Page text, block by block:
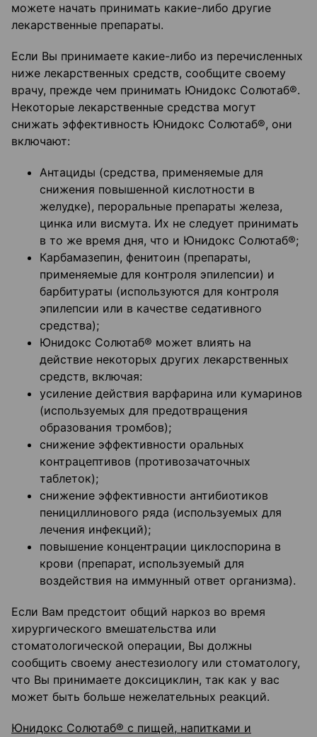
можете начать принимать какие-либо другие
лекарственные препараты.
Если Вы принимаете какие-либо из перечисленных
ниже лекарственных средств, сообщите своему
врачу, прежде чем принимать Юнидокс Солютаб®.
Некоторые лекарственные средства могут
снижать эффективность Юнидокс Солютаб®, они
включают:
Антациды (средства, применяемые для
снижения повышенной кислотности в
желудке), пероральные препараты железа,
цинка или висмута. Их не следует принимать
в то же время дня, что и Юнидокс Солютаб®;
Карбамазепин, фенитоин (препараты,
применяемые для контроля эпилепсии) и
барбитураты (используются для контроля
эпилепсии или в качестве седативного
средства);
Юнидокс Солютаб® может влиять на
действие некоторых других лекарственных
средств, включая:
усиление действия варфарина или кумаринов
(используемых для предотвращения
образования тромбов);
снижение эффективности оральных
контрацептивов (противозачаточных
таблеток);
снижение эффективности антибиотиков
пенициллинового ряда (используемых для
лечения инфекций);
повышение концентрации циклоспорина в
крови (препарат, используемый для
воздействия на иммунный ответ организма).
Если Вам предстоит общий наркоз во время
хирургического вмешательства или
стоматологической операции, Вы должны
сообщить своему анестезиологу или стоматологу,
что Вы принимаете доксициклин, так как у вас
может быть больше нежелательных реакций.
Юнидокс Солютаб® с пищей, напитками и